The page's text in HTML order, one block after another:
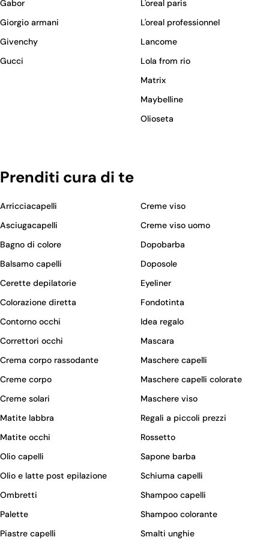
Gabor
Giorgio armani
Givenchy
Gucci
L'oreal paris
L'oreal professionnel
Lancome
Lola from rio
Matrix
Maybelline
Olioseta
Prenditi cura di te
Arricciacapelli
Asciugacapelli
Bagno di colore
Balsamo capelli
Cerette depilatorie
Colorazione diretta
Contorno occhi
Correttori occhi
Crema corpo rassodante
Creme corpo
Creme solari
Creme viso
Creme viso uomo
Dopobarba
Doposole
Eyeliner
Fondotinta
Idea regalo
Mascara
Maschere capelli
Maschere capelli colorate
Maschere viso
Matite labbra
Matite occhi
Olio capelli
Olio e latte post epilazione
Ombretti
Palette
Piastre capelli
Regali a piccoli prezzi
Rossetto
Sapone barba
Schiuma capelli
Shampoo capelli
Shampoo colorante
Smalti unghie